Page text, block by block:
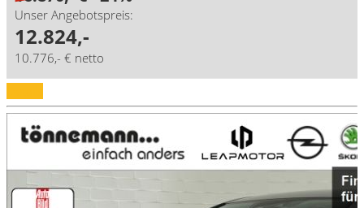
Unser Angebotspreis:
12.824,-
10.776,- € netto